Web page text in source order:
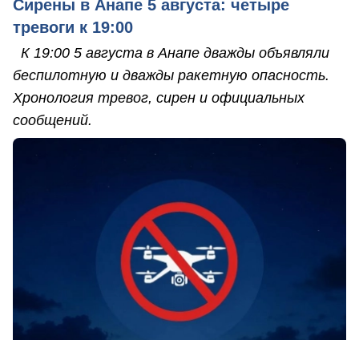
Сирены в Анапе 5 августа: четыре
тревоги к 19:00
К 19:00 5 августа в Анапе дважды объявляли
беспилотную и дважды ракетную опасность.
Хронология тревог, сирен и официальных
сообщений.